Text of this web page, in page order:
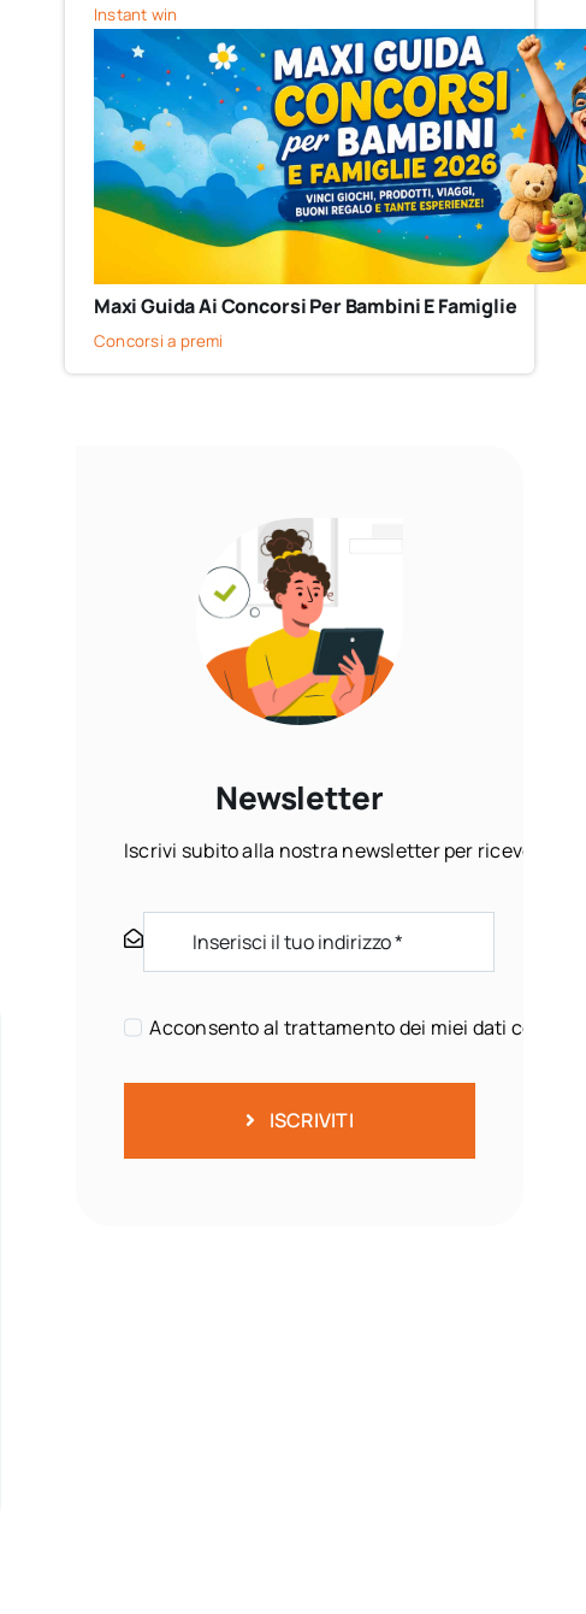
Instant win
Maxi Guida Ai Concorsi Per Bambini E Famiglie
Concorsi a premi
Newsletter
Iscrivi subito alla nostra newsletter per ricevere
Acconsento al trattamento dei miei dati come
ISCRIVITI